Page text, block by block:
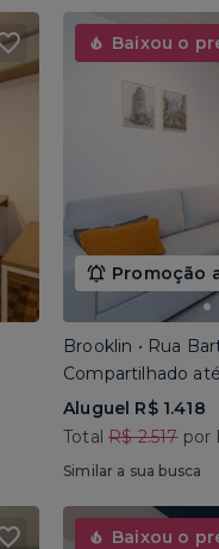
Baixou o
Promoção
Brooklin • Rua
Compartilhado
Aluguel R$ 1.418
TotalR$ 2.517por
Similar a sua busca
Baixou o